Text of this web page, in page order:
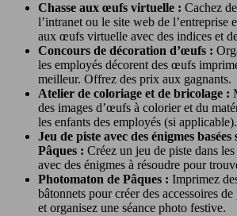
Chasse aux œufs virtuelle : Cachez
l’intranet ou le site web de l’entreprise
aux œufs virtuelle avec des indices et
Concours de décoration d’œufs :
les employés décorent des œufs
meilleur. Offrez des prix aux gagnants.
Atelier de coloriage et de bricolage :
des images d’œufs à colorier et du
les enfants des employés (si applicable).
Jeu de piste avec des énigmes
Pâques : Créez un jeu de piste dans
avec des énigmes à résoudre pour
Photomaton de Pâques : Imprimez
bâtonnets pour créer des accessoires
et organisez une séance photo festive.